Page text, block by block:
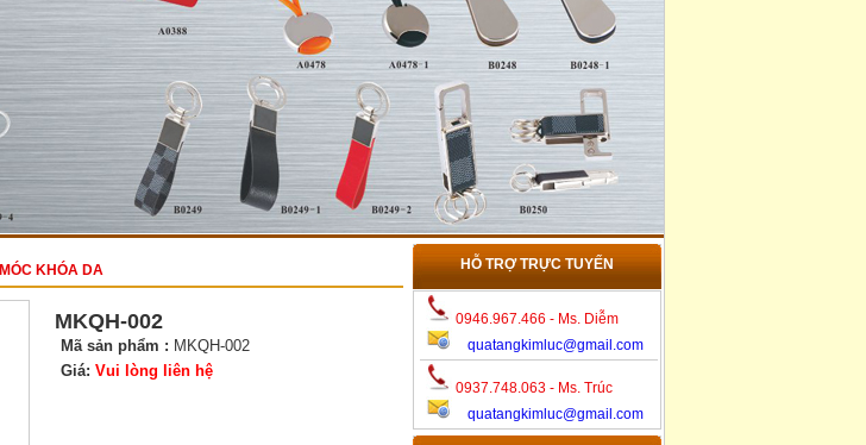
MÓC KHÓA DA
MKQH-002
Mã sản phẩm : MKQH-002
Giá: Vui lòng liên hệ
HỖ TRỢ TRỰC TUYẾN
0946.967.466 - Ms. Diễm
quatangkimluc@gmail.com
0937.748.063 - Ms. Trúc
quatangkimluc@gmail.com